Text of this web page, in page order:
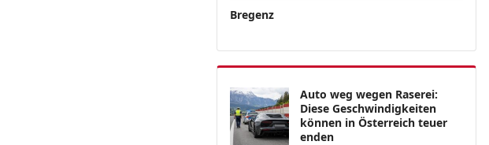
Bregenz
Auto weg wegen Raserei:
Diese Geschwindigkeiten
können in Österreich teuer
enden